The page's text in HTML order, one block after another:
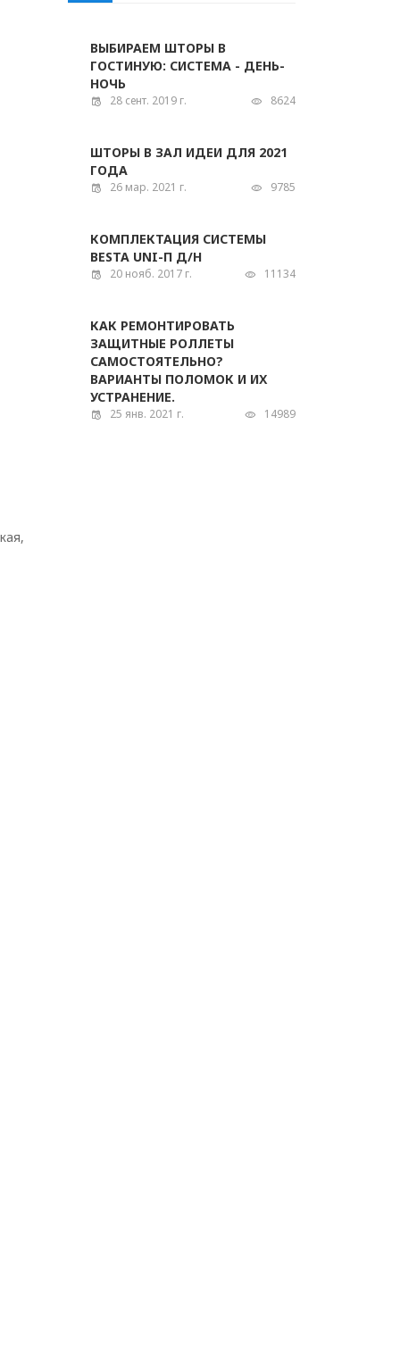
ВЫБИРАЕМ ШТОРЫ В
ГОСТИНУЮ: СИСТЕМА - ДЕНЬ-
НОЧЬ
28 сент. 2019 г. 8624
ШТОРЫ В ЗАЛ ИДЕИ ДЛЯ 2021
ГОДА
26 мар. 2021 г. 9785
КОМПЛЕКТАЦИЯ СИСТЕМЫ
BESTA UNI-П Д/Н
20 нояб. 2017 г. 11134
КАК РЕМОНТИРОВАТЬ
ЗАЩИТНЫЕ РОЛЛЕТЫ
САМОСТОЯТЕЛЬНО?
ВАРИАНТЫ ПОЛОМОК И ИХ
УСТРАНЕНИЕ.
25 янв. 2021 г. 14989